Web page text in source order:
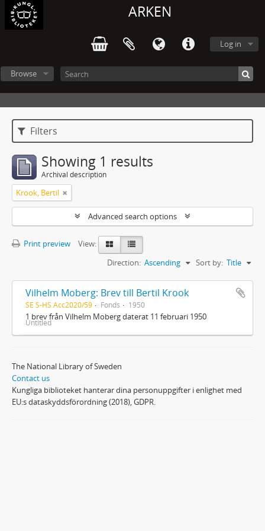
ARKEN
Log in
Browse
Filters
Showing 1 results
Archival description
Krook, Bertil
Advanced search options
Print preview
View:
Sort by: Title
Direction: Ascending
Vilhelm Moberg: Brev till Bertil Krook
SE S-HS Acc2020/59 Fonds 1950
1 brev från Vilhelm Moberg daterat 11 februari 1950
Untitled
The National Library of Sweden
Contact us
Kungliga biblioteket hanterar dina personuppgifter i enlighet med
EU:s dataskyddsförordning (2018), GDPR.